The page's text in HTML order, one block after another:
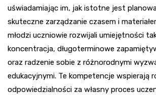
uświadamiając im, jak istotne jest
skuteczne zarządzanie czasem i
młodzi uczniowie rozwijali umiejętności
koncentracja, długoterminowe
oraz radzenie sobie z różnorodnymi
edukacyjnymi. Te kompetencje wspierają
odpowiedzialności za własny proces